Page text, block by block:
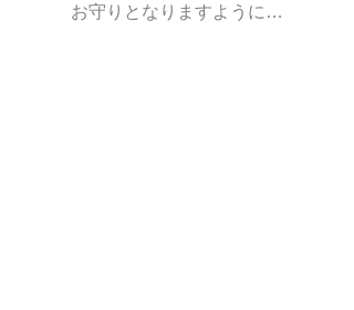
お守りとなりますように…